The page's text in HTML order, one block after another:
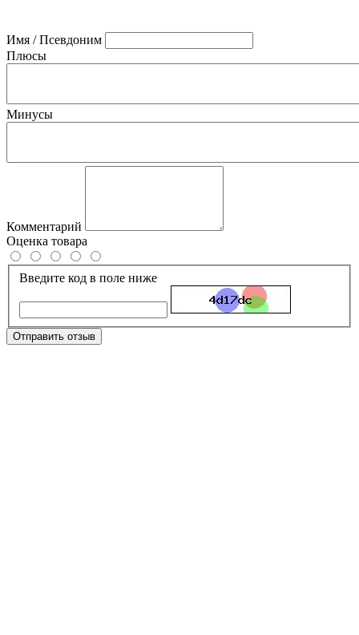
Имя / Псевдоним
Плюсы
Минусы
Комментарий
Оценка товара
Введите код в поле ниже
Отправить отзыв